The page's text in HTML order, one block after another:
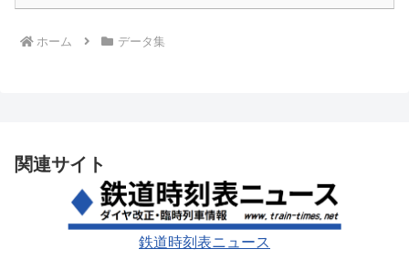
ホーム データ集
関連サイト
鉄道時刻表ニュース